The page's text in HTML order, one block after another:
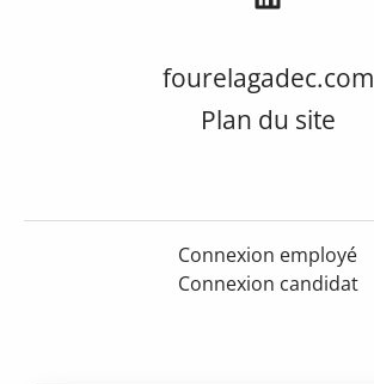
fourelagadec.com
Plan du site
Connexion employé
Connexion candidat